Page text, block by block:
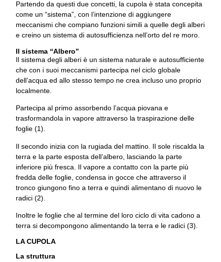
Partendo da questi due concetti, la cupola è stata concepita
come un “sistema”, con l’intenzione di aggiungere
meccanismi che compiano funzioni simili a quelle degli alberi
e creino un sistema di autosufficienza nell’orto del re moro.
Il sistema “Albero”
Il sistema degli alberi è un sistema naturale e autosufficiente
che con i suoi meccanismi partecipa nel ciclo globale
dell’acqua ed allo stesso tempo ne crea incluso uno proprio
localmente.
Partecipa al primo assorbendo l’acqua piovana e
trasformandola in vapore attraverso la traspirazione delle
foglie (1).
Il secondo inizia con la rugiada del mattino. Il sole riscalda la
terra e la parte esposta dell’albero, lasciando la parte
inferiore più fresca. Il vapore a contatto con la parte più
fredda delle foglie, condensa in gocce che attraverso il
tronco giungono fino a terra e quindi alimentano di nuovo le
radici (2).
Inoltre le foglie che al termine del loro ciclo di vita cadono a
terra si decompongono alimentando la terra e le radici (3).
LA CUPOLA
La struttura